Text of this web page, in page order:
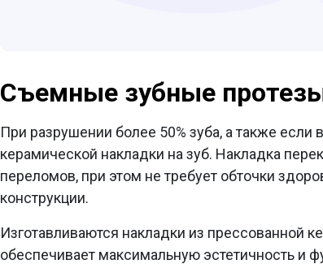
Съемные зубные
При разрушении более 50% зуба, а также
керамической накладки на зуб. Накладка
переломов, при этом не требует обточки
конструкции.
Изготавливаются накладки из прессованной
обеспечивает максимальную эстетичность и